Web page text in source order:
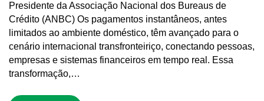
Presidente da Associação Nacional dos Bureaus de
Crédito (ANBC) Os pagamentos instantâneos, antes
limitados ao ambiente doméstico, têm avançado para o
cenário internacional transfronteiriço, conectando pessoas,
empresas e sistemas financeiros em tempo real. Essa
transformação,…